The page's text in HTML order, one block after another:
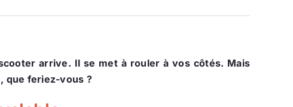
arrive. Il se met à rouler à vos côtés. Mais
que feriez-vous ?